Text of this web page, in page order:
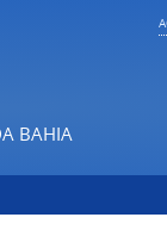
BAHIA